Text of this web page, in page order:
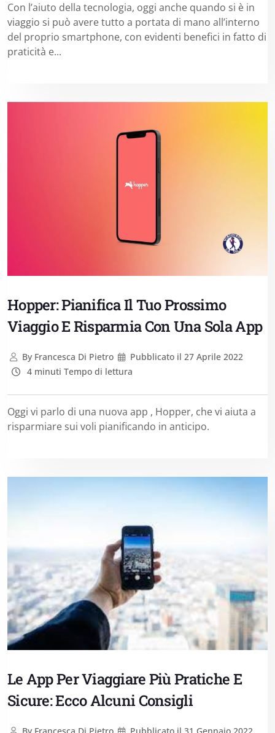
Con l’aiuto della tecnologia, oggi anche quando si è in
viaggio si può avere tutto a portata di mano all’interno
del proprio smartphone, con evidenti benefici in fatto di
praticità e...
Hopper: Pianifica Il Tuo Prossimo
Viaggio E Risparmia Con Una Sola App
ByFrancesca Di Pietro Pubblicato il 27 Aprile 2022
4 minuti Tempo di lettura
Oggi vi parlo di una nuova app , Hopper, che vi aiuta a
risparmiare sui voli pianificando in anticipo.
Le App Per Viaggiare Più Pratiche E
Sicure: Ecco Alcuni Consigli